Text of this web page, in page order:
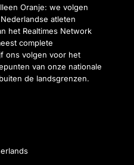
Oranje: we volgen
atleten
het Realtimes Network
complete
ons volgen voor het
van onze nationale
de landsgrenzen.